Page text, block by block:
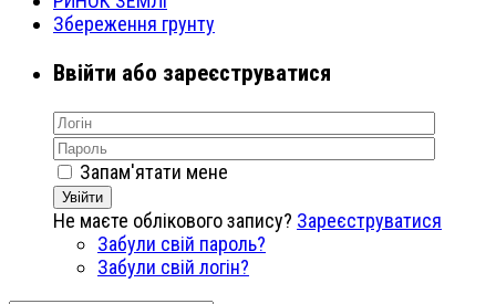
Збереження грунту
Ввійти або зареєструватися
Запам'ятати мене
Увійти
Не маєте облікового запису? Зареєструватися
Забули свій пароль?
Забули свій логін?